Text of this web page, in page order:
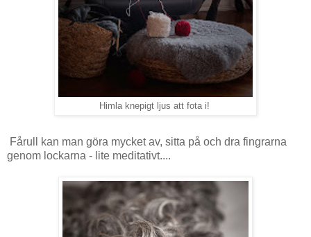
Himla knepigt ljus att fota i!
Fårull kan man göra mycket av, sitta på och dra fingrarna
genom lockarna - lite meditativt....